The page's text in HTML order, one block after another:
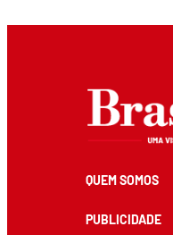
QUEM SOMOS
PUBLICIDADE